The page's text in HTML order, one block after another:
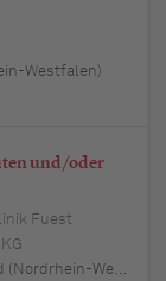
Westfalen)
und/oder
Fuest
Westfalen)